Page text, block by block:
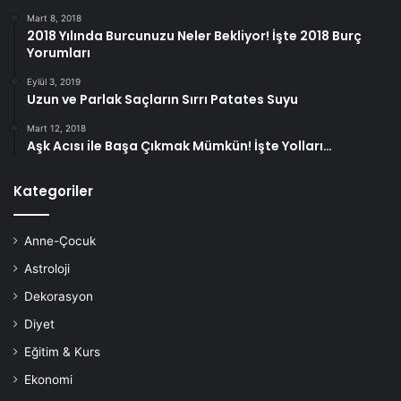
yerine bulgur pilavı, beyaz ekmek yerine tahıllı ekmekler
tercih edilerek, günde belirli bir miktar karbonhidrat alınız.
Zayıflama İlaçları
Mart 8, 2018
2018 Yılında Burcunuzu Neler Bekliyor! İşte 2018 Burç
Yorumları
Eylül 3, 2019
Uzun ve Parlak Saçların Sırrı Patates Suyu
Mart 12, 2018
Aşk Acısı ile Başa Çıkmak Mümkün! İşte Yolları…
Kategoriler
Anne-Çocuk
Astroloji
Dekorasyon
Diyet
Eğitim & Kurs
Ekonomi